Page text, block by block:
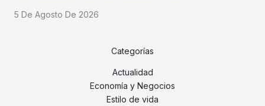
5 De Agosto De 2026
Categorías
Actualidad
Economía y Negocios
Estilo de vida